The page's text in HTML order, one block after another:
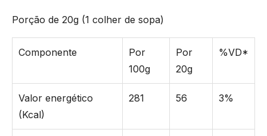
Porção de 20g (1 colher de sopa)
Componente
Por
100g
Por
20g
%VD*
Valor energético
(Kcal)
281 56 3%